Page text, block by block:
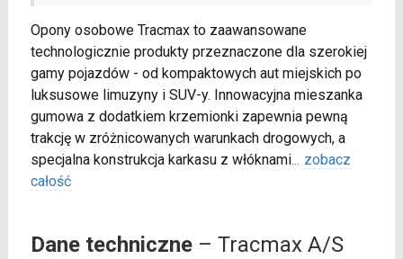
Opony osobowe Tracmax to zaawansowane
technologicznie produkty przeznaczone dla szerokiej
gamy pojazdów - od kompaktowych aut miejskich po
luksusowe limuzyny i SUV-y. Innowacyjna mieszanka
gumowa z dodatkiem krzemionki zapewnia pewną
trakcję w zróżnicowanych warunkach drogowych, a
specjalna konstrukcja karkasu z włóknami... zobacz
całość
Dane techniczne– Tracmax A/S